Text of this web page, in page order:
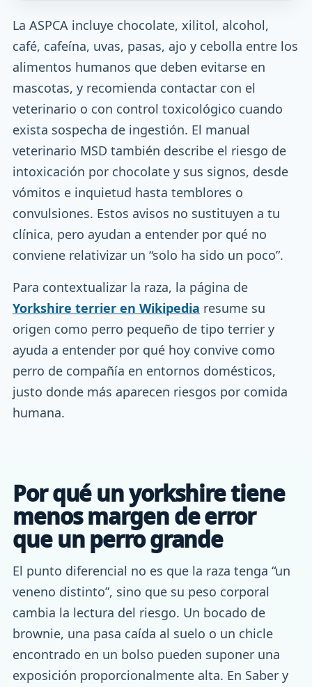
La ASPCA incluye chocolate, xilitol, alcohol,
café, cafeína, uvas, pasas, ajo y cebolla entre los
alimentos humanos que deben evitarse en
mascotas, y recomienda contactar con el
veterinario o con control toxicológico cuando
exista sospecha de ingestión. El manual
veterinario MSD también describe el riesgo de
intoxicación por chocolate y sus signos, desde
vómitos e inquietud hasta temblores o
convulsiones. Estos avisos no sustituyen a tu
clínica, pero ayudan a entender por qué no
conviene relativizar un “solo ha sido un poco”.
Para contextualizar la raza, la página de
Yorkshire terrier en Wikipedia resume su
origen como perro pequeño de tipo terrier y
ayuda a entender por qué hoy convive como
perro de compañía en entornos domésticos,
justo donde más aparecen riesgos por comida
humana.
Por qué un yorkshire tiene
menos margen de error
que un perro grande
El punto diferencial no es que la raza tenga “un
veneno distinto”, sino que su peso corporal
cambia la lectura del riesgo. Un bocado de
brownie, una pasa caída al suelo o un chicle
encontrado en un bolso pueden suponer una
exposición proporcionalmente alta. En Saber y